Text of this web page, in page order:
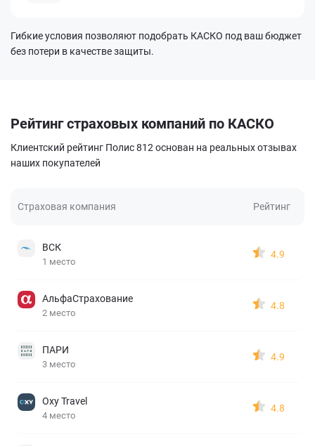
Гибкие условия позволяют подобрать КАСКО под ваш бюджет
без потери в качестве защиты.
Рейтинг страховых компаний по КАСКО
Клиентский рейтинг Полис 812 основан на реальных отзывах
наших покупателей
Страховая компания Рейтинг
ВСК
1 место
4.9
АльфаСтрахование
2 место
4.8
ПАРИ
3 место
4.9
Oxy Travel
4 место
4.8